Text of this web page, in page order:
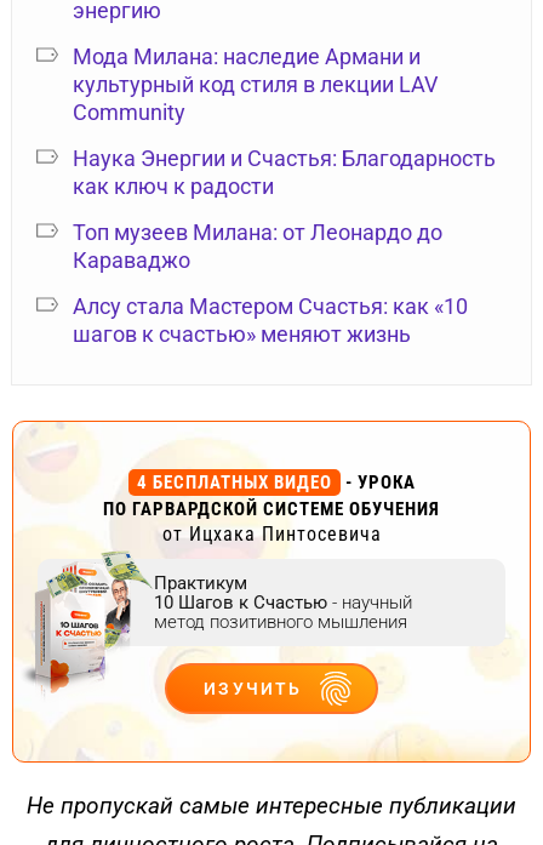
энергию
Мода Милана: наследие Армани и
культурный код стиля в лекции LAV
Community
Наука Энергии и Счастья: Благодарность
как ключ к радости
Топ музеев Милана: от Леонардо до
Караваджо
Алсу стала Мастером Счастья: как «10
шагов к счастью» меняют жизнь
4 БЕСПЛАТНЫХ ВИДЕО
- УРОКА
ПО ГАРВАРДСКОЙ СИСТЕМЕ ОБУЧЕНИЯ
от Ицхака Пинтосевича
Практикум
10 Шагов к Счастью - научный
метод позитивного мышления
ИЗУЧИТЬ
ДЕЙСТВУЙ
Не пропускай самые интересные публикации